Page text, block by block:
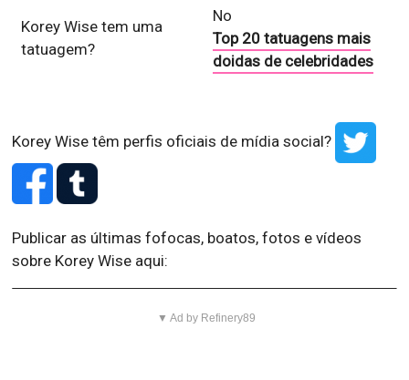
Korey Wise tem uma
tatuagem?
No
Top 20 tatuagens mais
doidas de celebridades
Korey Wise têm perfis oficiais de mídia social?
Publicar as últimas fofocas, boatos, fotos e vídeos
sobre Korey Wise aqui:
▼ Ad by Refinery89